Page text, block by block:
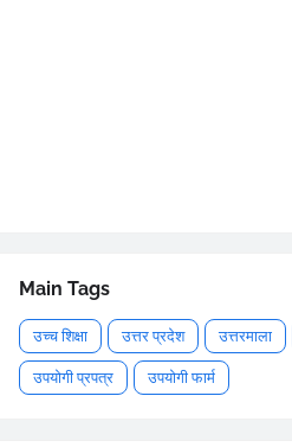
Main Tags
उच्च शिक्षा उत्तर प्रदेश उत्तरमाला
उपयोगी प्रपत्र उपयोगी फार्म